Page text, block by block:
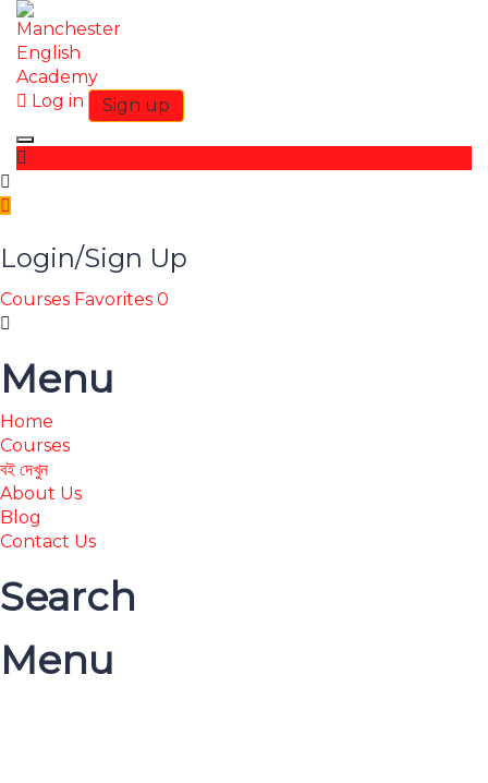
Log in Sign up
Toggle navigation
Login/Sign Up
Courses Favorites 0
Menu
Home
Courses
বই দেখুন
About Us
Blog
Contact Us
Search
Menu